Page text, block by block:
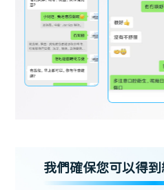
我們確保您可以得